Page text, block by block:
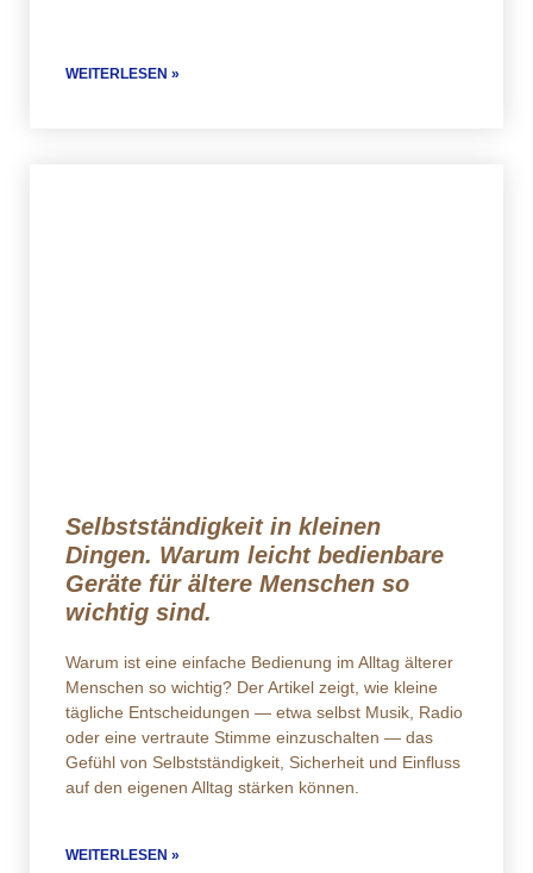
WEITERLESEN »
Selbstständigkeit in kleinen
Dingen. Warum leicht bedienbare
Geräte für ältere Menschen so
wichtig sind.
Warum ist eine einfache Bedienung im Alltag älterer
Menschen so wichtig? Der Artikel zeigt, wie kleine
tägliche Entscheidungen — etwa selbst Musik, Radio
oder eine vertraute Stimme einzuschalten — das
Gefühl von Selbstständigkeit, Sicherheit und Einfluss
auf den eigenen Alltag stärken können.
WEITERLESEN »